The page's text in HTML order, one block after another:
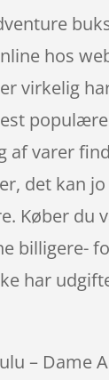
hos
virkelig
af varer
det kan
Køber du
billigere-
har
– Dame